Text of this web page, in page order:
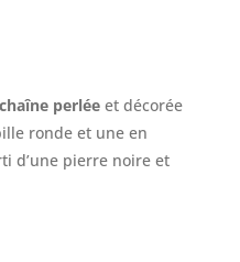
:
chaîne perléeet décorée
ronde et une en
d’une pierre noire et